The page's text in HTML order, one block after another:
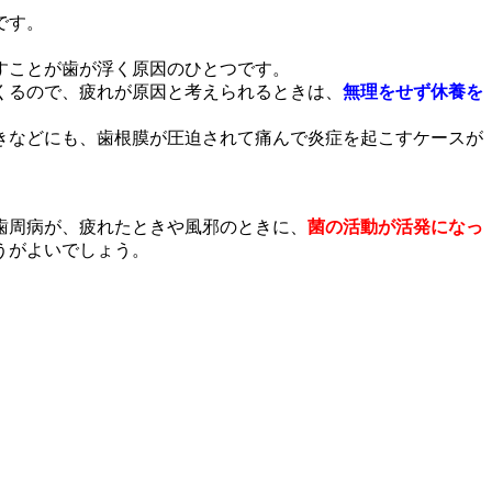
。
とが歯が浮く原因のひとつです。
ので、疲れが原因と考えられるときは、 無理をせず休養を
などにも、歯根膜が圧迫されて痛んで炎症を起こすケースが
病が、疲れたときや風邪のときに、 菌の活動が活発になっ
よいでしょう。